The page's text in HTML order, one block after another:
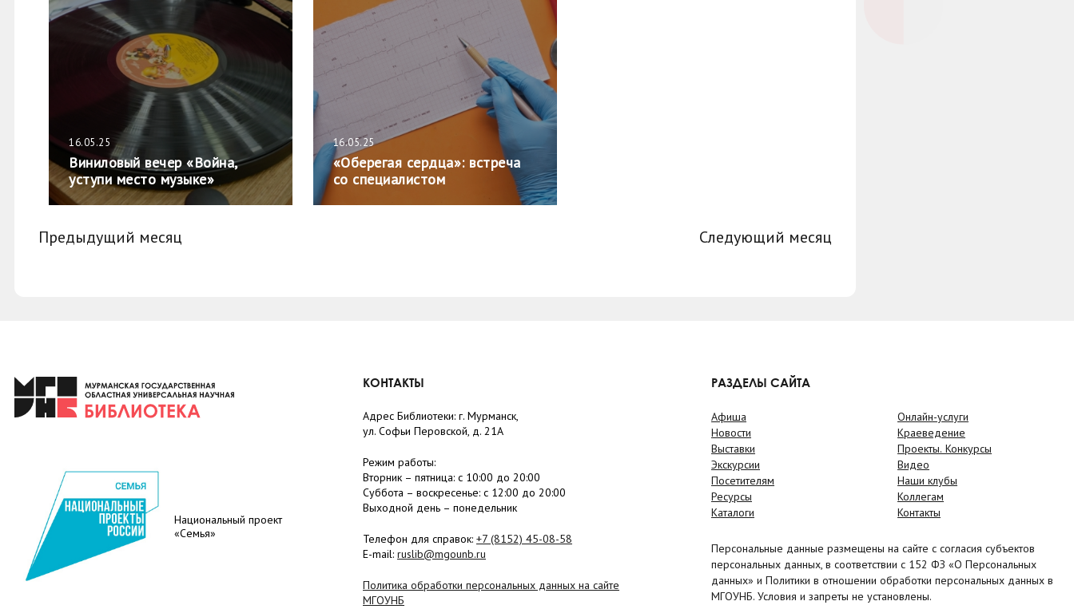
16.05.25
Виниловый вечер «Война,
уступи место музыке»
16.05.25
«Оберегая сердца»: встреча
со специалистом
Предыдущий месяц Следующий месяц
Национальный проект
«Семья»
КОНТАКТЫ
Адрес Библиотеки: г. Мурманск,
ул. Софьи Перовской, д. 21А
Режим работы:
Вторник – пятница: с 10:00 до 20:00
Суббота – воскресенье: c 12:00 до 20:00
Выходной день – понедельник
Телефон для справок: +7 (8152) 45-08-58
E-mail: ruslib@mgounb.ru
Политика обработки персональных данных на сайте
МГОУНБ
РАЗДЕЛЫ САЙТА
Афиша
Новости
Выставки
Экскурсии
Посетителям
Ресурсы
Каталоги
Онлайн-услуги
Краеведение
Проекты. Конкурсы
Видео
Наши клубы
Коллегам
Контакты
Персональные данные размещены на сайте с согласия субъектов
персональных данных, в соответствии с 152 ФЗ «О Персональных
данных» и Политики в отношении обработки персональных данных в
МГОУНБ. Условия и запреты не установлены.